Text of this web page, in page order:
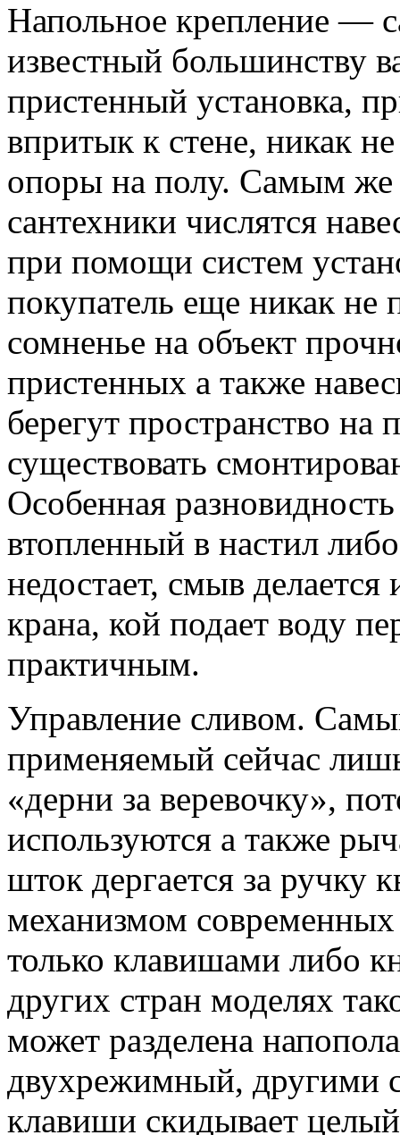
Напольное крепление —
известный большинству
пристенный установка,
впритык к стене, никак
опоры на полу. Самым же
сантехники числятся
при помощи систем
покупатель еще никак не
сомненье на объект
пристенных а также
берегут пространство
существовать
Особенная
втопленный в настил
недостает, смыв
крана, кой подает воду
практичным.
Управление сливом.
применяемый сейчас
«дерни за веревочку»,
используются а также
шток дергается за ручку
механизмом современных
только клавишами либо
других стран моделях
может разделена
двухрежимный, другими
клавиши скидывает